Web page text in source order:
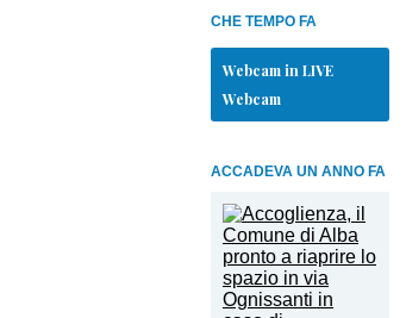
CHE TEMPO FA
Webcam in LIVE
Webcam
ACCADEVA UN ANNO FA